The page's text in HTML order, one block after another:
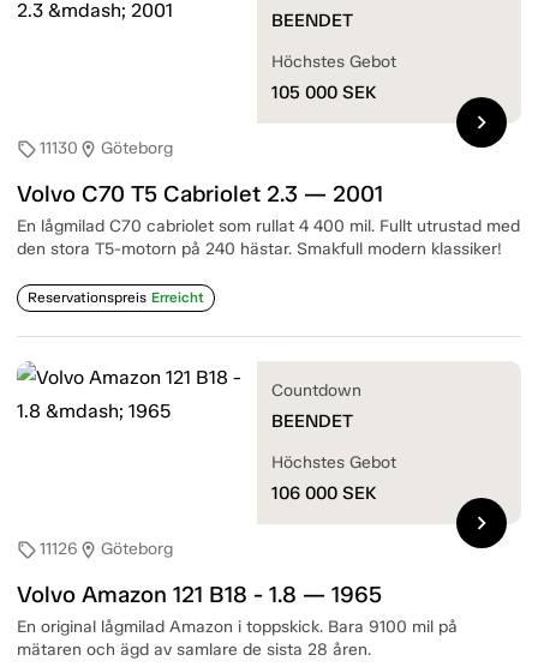
sell11130 location_on Göteborg
Volvo C70 T5 Cabriolet 2.3 — 2001
En lågmilad C70 cabriolet som rullat 4 400 mil. Fullt utrustad med
den stora T5-motorn på 240 hästar. Smakfull modern klassiker!
Reservationspreis Erreicht
BEENDET
Höchstes Gebot
105 000 SEK
chevron_right
sell11126 location_on Göteborg
Volvo Amazon 121 B18 - 1.8 — 1965
En original lågmilad Amazon i toppskick. Bara 9100 mil på
mätaren och ägd av samlare de sista 28 åren.
Countdown
BEENDET
Höchstes Gebot
106 000 SEK
chevron_right